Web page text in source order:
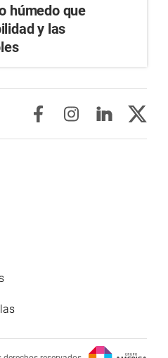
húmedo que
y las